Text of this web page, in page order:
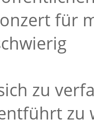
für
zu
zu